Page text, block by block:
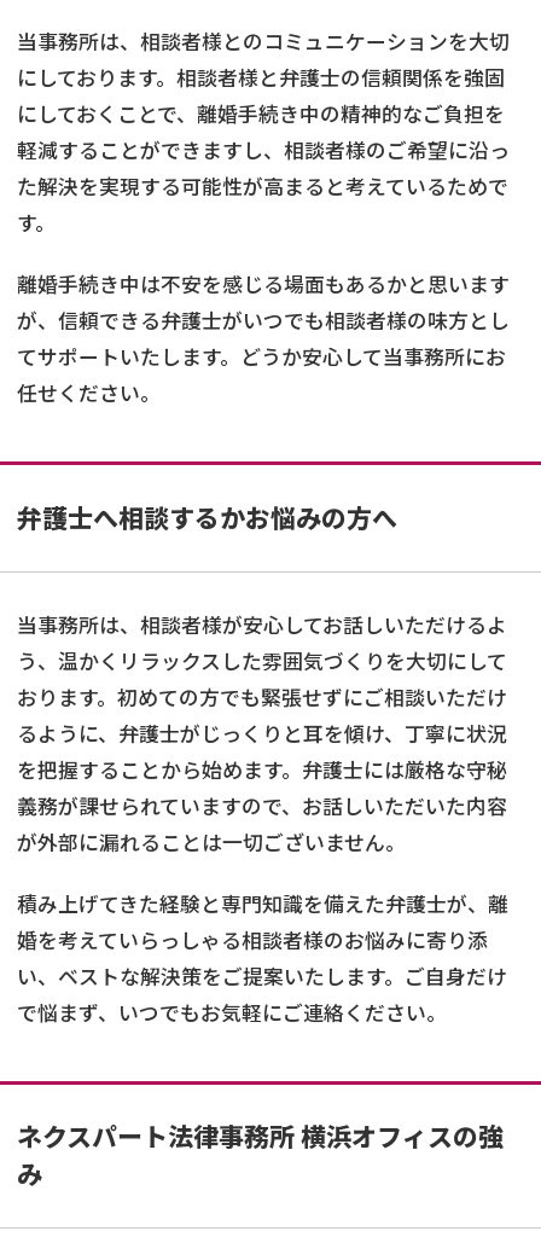
当事務所は、相談者様とのコミュニケーションを大切
にしております。相談者様と弁護士の信頼関係を強固
にしておくことで、離婚手続き中の精神的なご負担を
軽減することができますし、相談者様のご希望に沿っ
た解決を実現する可能性が高まると考えているためで
す。
離婚手続き中は不安を感じる場面もあるかと思います
が、信頼できる弁護士がいつでも相談者様の味方とし
てサポートいたします。どうか安心して当事務所にお
任せください。
弁護士へ相談するかお悩みの方へ
当事務所は、相談者様が安心してお話しいただけるよ
う、温かくリラックスした雰囲気づくりを大切にして
おります。初めての方でも緊張せずにご相談いただけ
るように、弁護士がじっくりと耳を傾け、丁寧に状況
を把握することから始めます。弁護士には厳格な守秘
義務が課せられていますので、お話しいただいた内容
が外部に漏れることは一切ございません。
積み上げてきた経験と専門知識を備えた弁護士が、離
婚を考えていらっしゃる相談者様のお悩みに寄り添
い、ベストな解決策をご提案いたします。ご自身だけ
で悩まず、いつでもお気軽にご連絡ください。
ネクスパート法律事務所 横浜オフィスの強
み